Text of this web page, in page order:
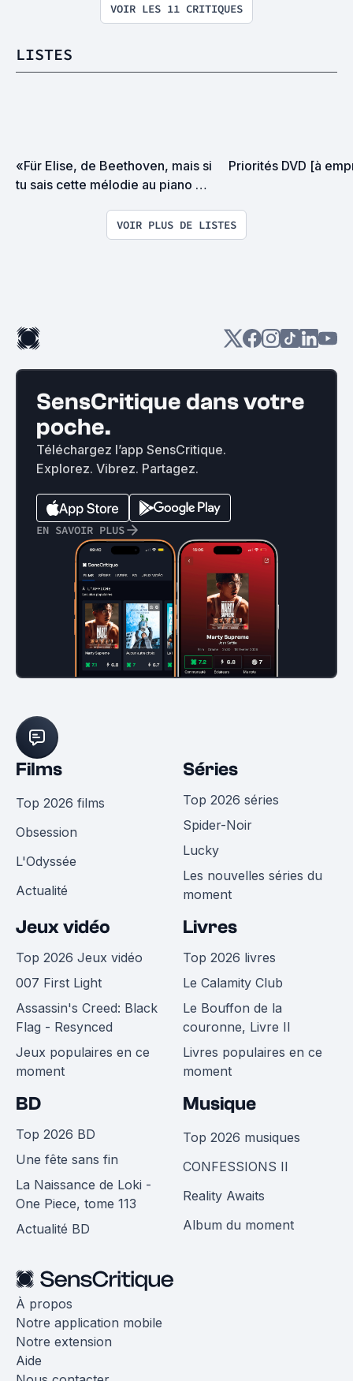
VOIR LES 11 CRITIQUES
LISTES
«Für Elise, de Beethoven, mais si
tu sais cette mélodie au piano
tous la fredonner du début à la fin
sans fausses notes...»
Priorités DVD [à
VOIR PLUS DE LISTES
SensCritique dans votre
poche.
Téléchargez l’app SensCritique.
Explorez. Vibrez. Partagez.
EN SAVOIR PLUS
Films
Top 2026 films
Obsession
L'Odyssée
Actualité
Séries
Top 2026 séries
Spider-Noir
Lucky
Les nouvelles séries du
moment
Jeux vidéo
Top 2026 Jeux vidéo
007 First Light
Assassin's Creed: Black
Flag - Resynced
Jeux populaires en ce
moment
Livres
Top 2026 livres
Le Calamity Club
Le Bouffon de la
couronne, Livre II
Livres populaires en ce
moment
BD
Top 2026 BD
Une fête sans fin
La Naissance de Loki -
One Piece, tome 113
Actualité BD
Musique
Top 2026 musiques
CONFESSIONS II
Reality Awaits
Album du moment
À propos
Notre application mobile
Notre extension
Aide